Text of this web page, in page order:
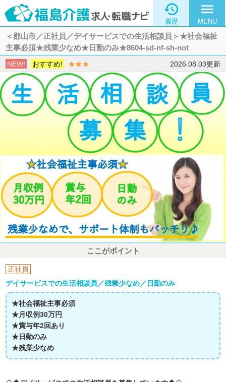

履歴
menu
MENU
＜郡山市／正社員／デイサービスでの生活相談員＞★社会福祉
主事必須★残業少なめ★日勤のみ★8604-sd-nf-sh-not
NEW! おすすめ! ★★★ 2026.08.03更新
ここがポイント
正社員
デイサービスでの生活相談員／残業少なめ／日勤のみ
★社会福祉主事必須
★月収例30万円
★賞与年2回あり
★日勤のみ
★残業少なめ